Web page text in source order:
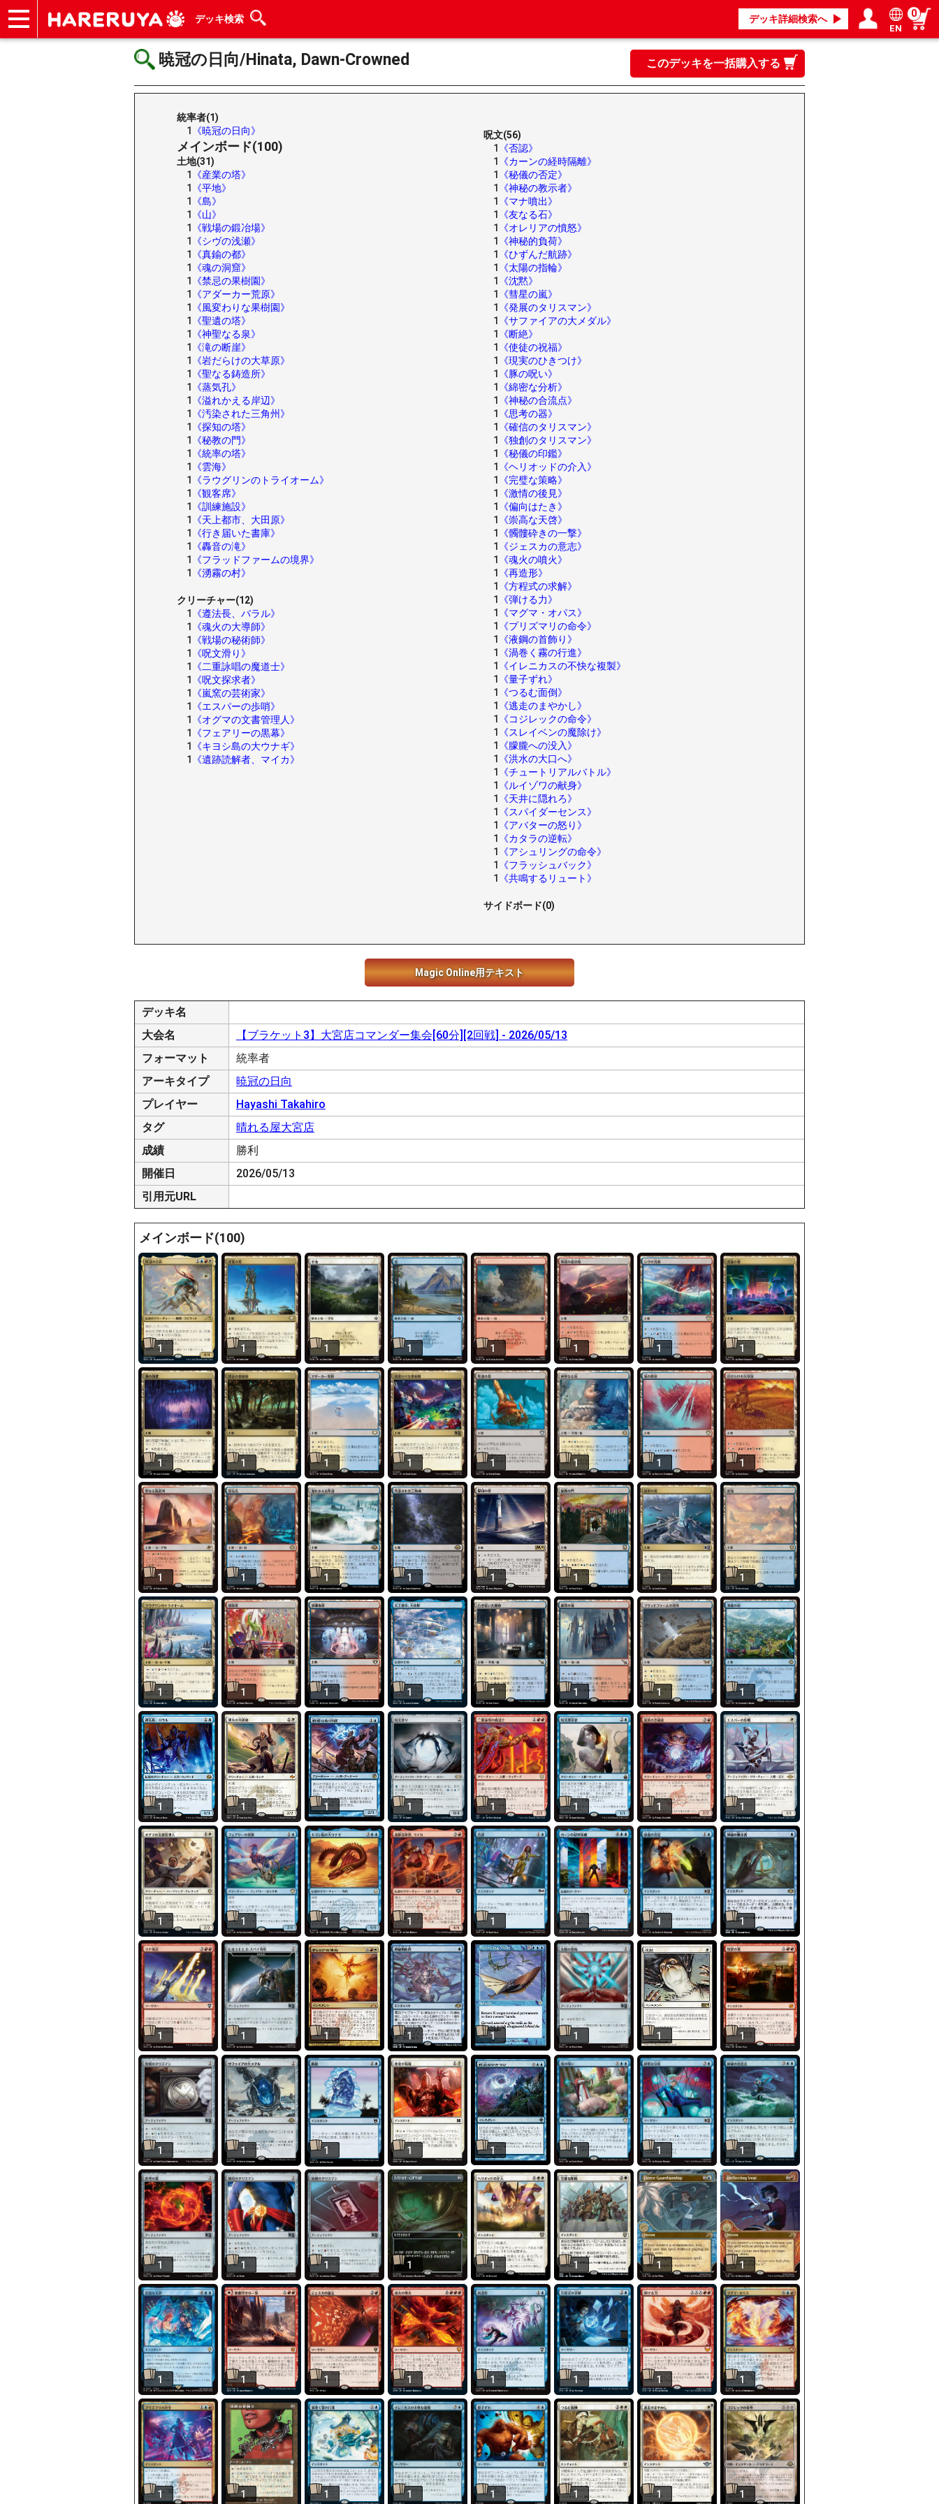
デッキ検索 デッキ詳細検索へ
ログイン／会員登録
マイページ
EN
0
暁冠の日向/Hinata, Dawn-Crowned このデッキを一括購入する
統率者(1)
1
《暁冠の日向》
メインボード(100)
土地(31)
1
《産業の塔》
1
《平地》
1
《島》
1
《山》
1
《戦場の鍛冶場》
1
《シヴの浅瀬》
1
《真鍮の都》
1
《魂の洞窟》
1
《禁忌の果樹園》
1
《アダーカー荒原》
1
《風変わりな果樹園》
1
《聖遺の塔》
1
《神聖なる泉》
1
《滝の断崖》
1
《岩だらけの大草原》
1
《聖なる鋳造所》
1
《蒸気孔》
1
《溢れかえる岸辺》
1
《汚染された三角州》
1
《探知の塔》
1
《秘教の門》
1
《統率の塔》
1
《雲海》
1
《ラウグリンのトライオーム》
1
《観客席》
1
《訓練施設》
1
《天上都市、大田原》
1
《行き届いた書庫》
1
《轟音の滝》
1
《フラッドファームの境界》
1
《湧霧の村》
クリーチャー(12)
1
《遵法長、バラル》
1
《魂火の大導師》
1
《戦場の秘術師》
1
《呪文滑り》
1
《二重詠唱の魔道士》
1
《呪文探求者》
1
《嵐窯の芸術家》
1
《エスパーの歩哨》
1
《オグマの文書管理人》
1
《フェアリーの黒幕》
1
《キヨシ島の大ウナギ》
1
《遺跡読解者、マイカ》
呪文(56)
1
《否認》
1
《カーンの経時隔離》
1
《秘儀の否定》
1
《神秘の教示者》
1
《マナ噴出》
1
《友なる石》
1
《オレリアの憤怒》
1
《神秘的負荷》
1
《ひずんだ航跡》
1
《太陽の指輪》
1
《沈黙》
1
《彗星の嵐》
1
《発展のタリスマン》
1
《サファイアの大メダル》
1
《断絶》
1
《使徒の祝福》
1
《現実のひきつけ》
1
《豚の呪い》
1
《綿密な分析》
1
《神秘の合流点》
1
《思考の器》
1
《確信のタリスマン》
1
《独創のタリスマン》
1
《秘儀の印鑑》
1
《ヘリオッドの介入》
1
《完璧な策略》
1
《激情の後見》
1
《偏向はたき》
1
《崇高な天啓》
1
《髑髏砕きの一撃》
1
《ジェスカの意志》
1
《魂火の噴火》
1
《再造形》
1
《方程式の求解》
1
《弾ける力》
1
《マグマ・オパス》
1
《プリズマリの命令》
1
《液鋼の首飾り》
1
《渦巻く霧の行進》
1
《イレニカスの不快な複製》
1
《量子ずれ》
1
《つるむ面倒》
1
《逃走のまやかし》
1
《コジレックの命令》
1
《スレイベンの魔除け》
1
《朦朧への没入》
1
《洪水の大口へ》
1
《チュートリアルバトル》
1
《ルイゾワの献身》
1
《天井に隠れろ》
1
《スパイダーセンス》
1
《アバターの怒り》
1
《カタラの逆転》
1
《アシュリングの命令》
1
《フラッシュバック》
1
《共鳴するリュート》
サイドボード(0)
Magic Online用テキスト
デッキ名
大会名
【ブラケット3】大宮店コマンダー集会[60分][2回戦] - 2026/05/13
フォーマット
統率者
アーキタイプ
暁冠の日向
プレイヤー
Hayashi Takahiro
タグ
晴れる屋大宮店
成績
勝利
開催日
2026/05/13
引用元URL
メインボード(100)
1 1 1 1 1 1 1 1
1 1 1 1 1 1 1 1
1 1 1 1 1 1 1 1
1 1 1 1 1 1 1 1
1 1 1 1 1 1 1 1
1 1 1 1 1 1 1 1
1 1 1 1 1 1 1 1
1 1 1 1 1 1 1 1
1 1 1 1 1 1 1 1
1 1 1 1 1 1 1 1
1 1 1 1 1 1 1 1